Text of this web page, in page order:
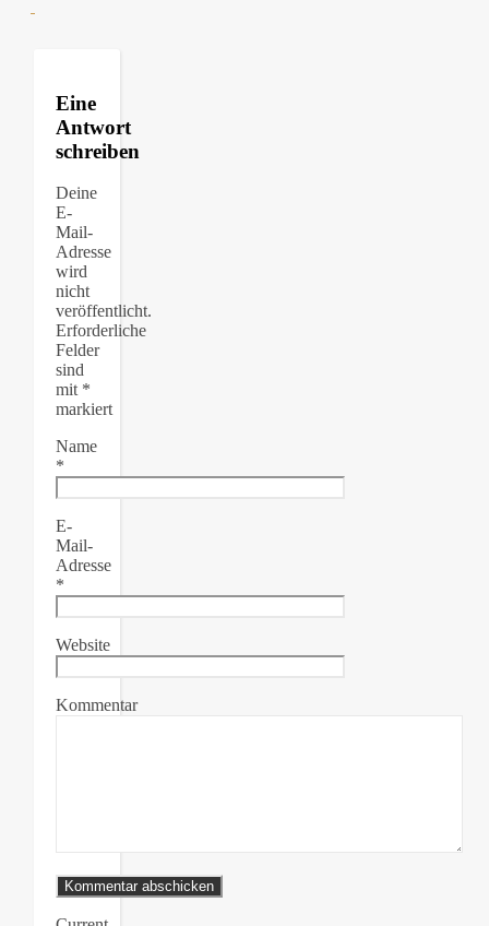
Eine
Antwort
schreiben
Deine
E-
Mail-
Adresse
wird
nicht
veröffentlicht.
Erforderliche
Felder
sind
mit *
markiert
Name
*
E-
Mail-
Adresse
*
Website
Kommentar